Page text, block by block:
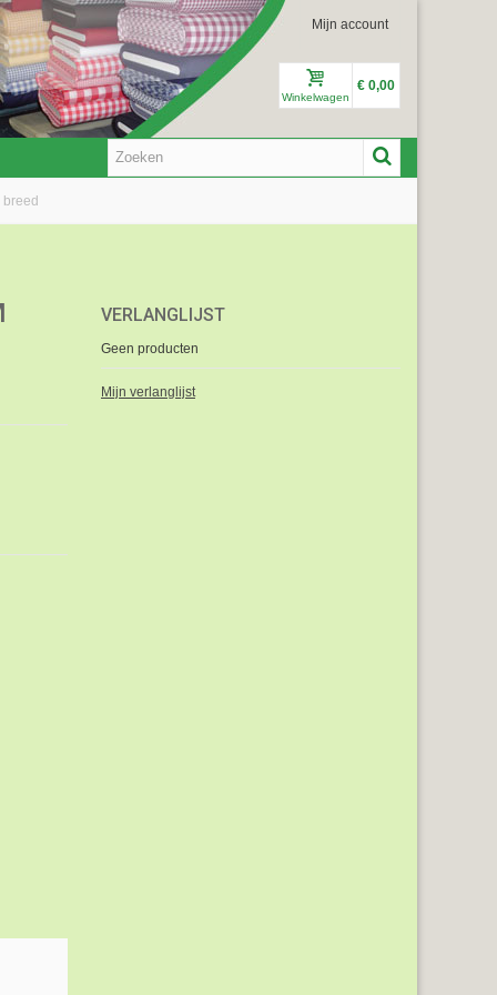
Mijn account
Winkelwagen
€ 0,00
VERLANGLIJST
Geen producten
Mijn verlanglijst